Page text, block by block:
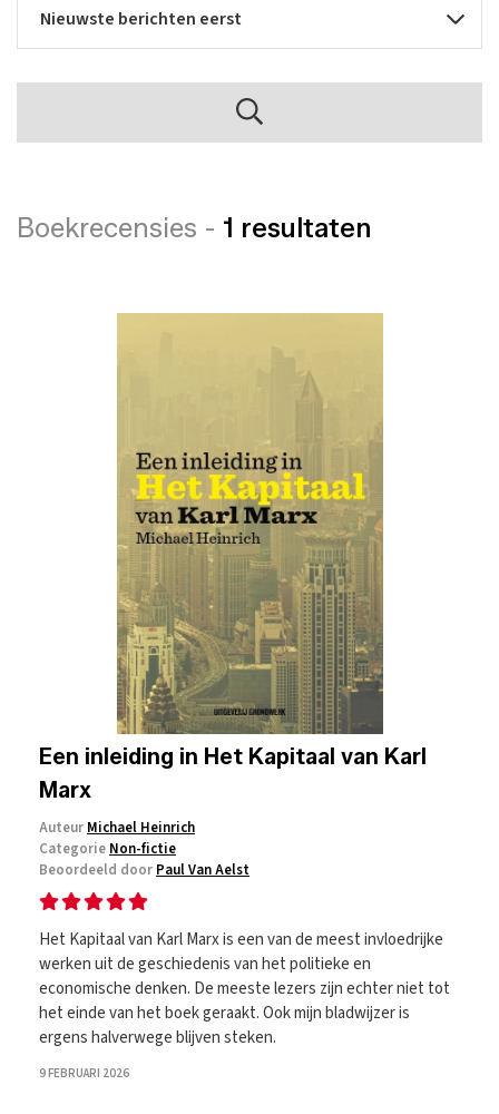
Boekrecensies - 1 resultaten
Een inleiding in Het Kapitaal van Karl
Marx
Auteur Michael Heinrich
Categorie Non-fictie
Beoordeeld door Paul Van Aelst
Het Kapitaal van Karl Marx is een van de meest invloedrijke
werken uit de geschiedenis van het politieke en
economische denken. De meeste lezers zijn echter niet tot
het einde van het boek geraakt. Ook mijn bladwijzer is
ergens halverwege blijven steken.
9 FEBRUARI 2026